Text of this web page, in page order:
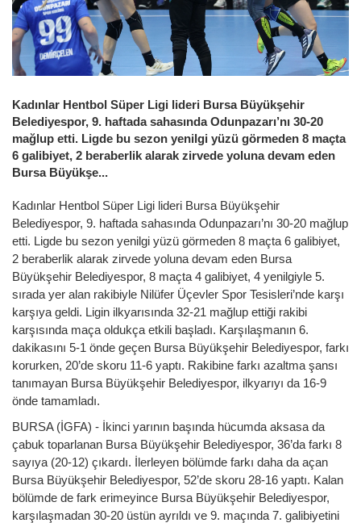
Kadınlar Hentbol Süper Ligi lideri Bursa Büyükşehir
Belediyespor, 9. haftada sahasında Odunpazarı’nı 30-20
mağlup etti. Ligde bu sezon yenilgi yüzü görmeden 8 maçta
6 galibiyet, 2 beraberlik alarak zirvede yoluna devam eden
Bursa Büyükşe...
Kadınlar Hentbol Süper Ligi lideri Bursa Büyükşehir
Belediyespor, 9. haftada sahasında Odunpazarı’nı 30-20 mağlup
etti. Ligde bu sezon yenilgi yüzü görmeden 8 maçta 6 galibiyet,
2 beraberlik alarak zirvede yoluna devam eden Bursa
Büyükşehir Belediyespor, 8 maçta 4 galibiyet, 4 yenilgiyle 5.
sırada yer alan rakibiyle Nilüfer Üçevler Spor Tesisleri’nde karşı
karşıya geldi. Ligin ilkyarısında 32-21 mağlup ettiği rakibi
karşısında maça oldukça etkili başladı. Karşılaşmanın 6.
dakikasını 5-1 önde geçen Bursa Büyükşehir Belediyespor, farkı
korurken, 20’de skoru 11-6 yaptı. Rakibine farkı azaltma şansı
tanımayan Bursa Büyükşehir Belediyespor, ilkyarıyı da 16-9
önde tamamladı.
BURSA (İGFA) - İkinci yarının başında hücumda aksasa da
çabuk toparlanan Bursa Büyükşehir Belediyespor, 36’da farkı 8
sayıya (20-12) çıkardı. İlerleyen bölümde farkı daha da açan
Bursa Büyükşehir Belediyespor, 52’de skoru 28-16 yaptı. Kalan
bölümde de fark erimeyince Bursa Büyükşehir Belediyespor,
karşılaşmadan 30-20 üstün ayrıldı ve 9. maçında 7. galibiyetini